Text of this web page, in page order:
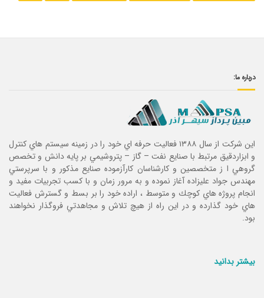
درباره ما:
این شرکت از سال ۱۳۸۸ فعاليت حرفه اي خود را در زمينه سيستم هاي كنترل
و ابزاردقيق مرتبط با صنايع نفت – گاز – پتروشيمي بر پايه دانش و تخصص
گروهي ا ز متخصصين و كارشناسان كارآزموده صنايع مذكور و با سرپرستي
مهندس جواد عليزاده آغاز نموده و به مرور زمان و با كسب تجربيات مفيد و
انجام پروژه هاي كوچك و متوسط ، اراده خود را بر بسط و گسترش فعاليت
هاي خود گذارده و در اين راه از هيچ تلاش و مجاهدتي فروگذار نخواهند
بود.
بیشتر بدانید